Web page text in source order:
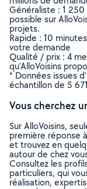
Généraliste : 1
possible sur
projets.
Rapide : 10
votre demande
Qualité / prix : 4
qu’AlloVoisins
* Données issues
échantillon de 5
Vous cherchez
Sur AlloVoisins,
première réponse
et trouvez en
autour de chez
Consultez les
particuliers, qui
réalisation,